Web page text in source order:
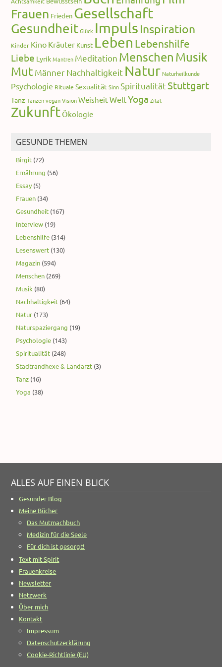
Frauen Frieden Gesellschaft
Gesundheit Glück Impuls Inspiration
Kinder Kino Kräuter Kunst Leben Lebenshilfe
Liebe Lyrik Mantren Meditation Menschen Musik
Mut MännerNachhaltigkeit Natur Naturheilkunde
Psychologie Rituale Sexualität Sinn SpiritualitätStuttgart
Tanz Tanzen vegan Vision WeisheitWeltYoga Zitat
Zukunft Ökologie
GESUNDE THEMEN
Birgit (72)
Ernährung (56)
Essay (5)
Frauen (34)
Gesundheit (167)
Interview (19)
Lebenshilfe (314)
Lesenswert (130)
Magazin (594)
Menschen (269)
Musik (80)
Nachhaltigkeit (64)
Natur (173)
Naturspaziergang (19)
Psychologie (143)
Spiritualität (248)
Stadtrandhexe & Landarzt (3)
Tanz (16)
Yoga (38)
ALLES AUF EINEN BLICK
Gesunder Blog
Meine Bücher
Das Mutmachbuch
Medizin für die Seele
Für dich ist gesorgt!
Text mit Spirit
Frauenkreise
Newsletter
Netzwerk
Über mich
Kontakt
Impressum
Datenschutzerklärung
Cookie-Richtlinie (EU)